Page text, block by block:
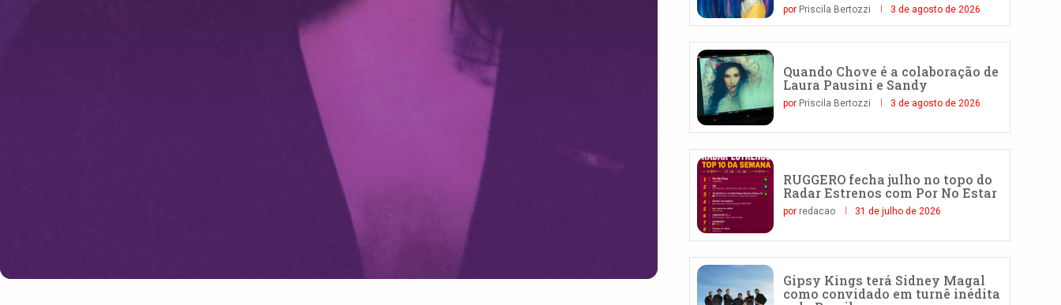
por Priscila Bertozzi 3 de agosto de 2026
Quando Chove é a colaboração de
Laura Pausini e Sandy
por Priscila Bertozzi 3 de agosto de 2026
RUGGERO fecha julho no topo do
Radar Estrenos com Por No Estar
por redacao 31 de julho de 2026
Gipsy Kings terá Sidney Magal
como convidado em turnê inédita